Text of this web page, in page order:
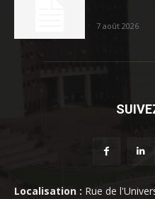
7 août 2026
Localisation : Rue de